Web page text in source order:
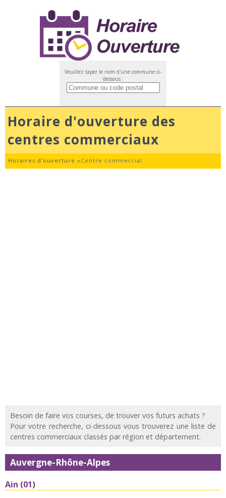
Veuillez taper le nom d'une commune ci-
dessous :
Horaire d'ouverture des
centres commerciaux
Horaires d'ouverture » Centre commercial
Besoin de faire vos courses, de trouver vos futurs achats ?
Pour votre recherche, ci-dessous vous trouverez une liste de
centres commerciaux classés par région et département.
Auvergne-Rhône-Alpes
Ain (01)